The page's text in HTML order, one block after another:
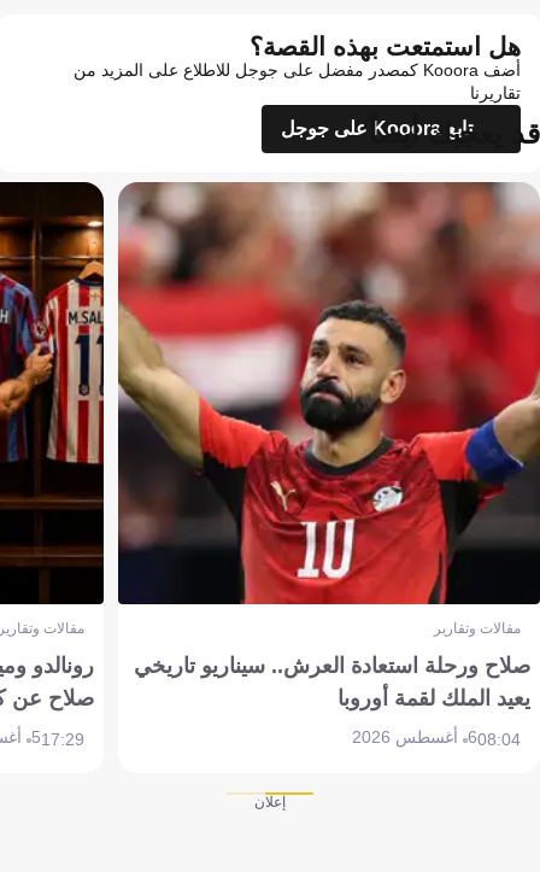
هل استمتعت بهذه القصة؟
أضف Kooora كمصدر مفضل على جوجل للاطلاع على المزيد من
تقاريرنا
تابع Kooora على جوجل
قد يعجبك أيضاً
مقالات وتقارير
صلاح ورحلة استعادة العرش.. سيناريو تاريخي
يعيد الملك لقمة أوروبا
08:046 أغسطس 2026
مقالات
رونالدو
صلاح عن
17:295 أغسطس 2026
إعلان